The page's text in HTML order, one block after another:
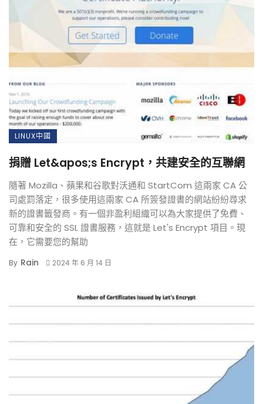
LINUX中國
捐贈 Let&apos;s Encrypt，共建安全的互聯網
隨著 Mozilla、蘋果和谷歌對沃通和 StartCom 這兩家 CA 公
司處罰落定，很多使用這兩家 CA 所簽發證書的網站紛紛尋求
新的證書籤發商。有一個非盈利組織可以為大家提供了免費、
可靠和安全的 SSL 證書服務，這就是 Let's Encrypt 項目。現
在，它需要您的幫助
By Rain 2024 年 6 月 14 日